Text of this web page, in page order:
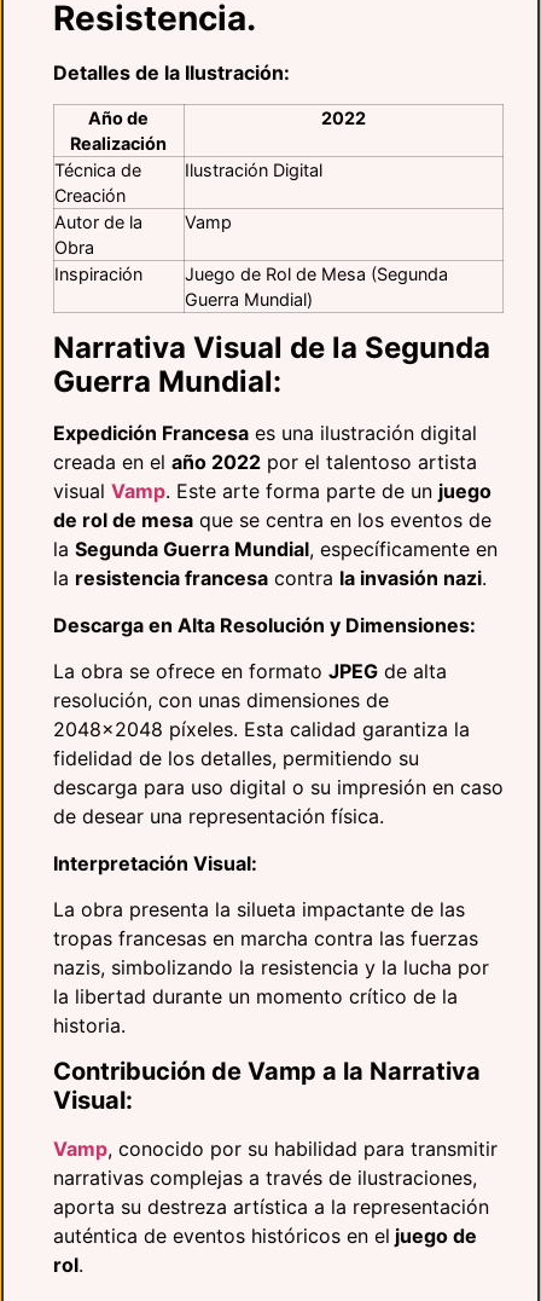
Resistencia.
Detalles de la Ilustración:
Año de
Realización
2022
Técnica de
Creación
Ilustración Digital
Autor de la
Obra
Vamp
Inspiración
Juego de Rol de Mesa (Segunda
Guerra Mundial)
Narrativa Visual de la Segunda
Guerra Mundial:
Expedición Francesa es una ilustración digital
creada en el año 2022 por el talentoso artista
visual Vamp. Este arte forma parte de un juego
de rol de mesa que se centra en los eventos de
la Segunda Guerra Mundial, específicamente en
la resistencia francesa contra la invasión nazi.
Descarga en Alta Resolución y Dimensiones:
La obra se ofrece en formato JPEG de alta
resolución, con unas dimensiones de
2048×2048 píxeles. Esta calidad garantiza la
fidelidad de los detalles, permitiendo su
descarga para uso digital o su impresión en caso
de desear una representación física.
Interpretación Visual:
La obra presenta la silueta impactante de las
tropas francesas en marcha contra las fuerzas
nazis, simbolizando la resistencia y la lucha por
la libertad durante un momento crítico de la
historia.
Contribución de Vamp a la Narrativa
Visual:
Vamp, conocido por su habilidad para transmitir
narrativas complejas a través de ilustraciones,
aporta su destreza artística a la representación
auténtica de eventos históricos en el juego de
rol.